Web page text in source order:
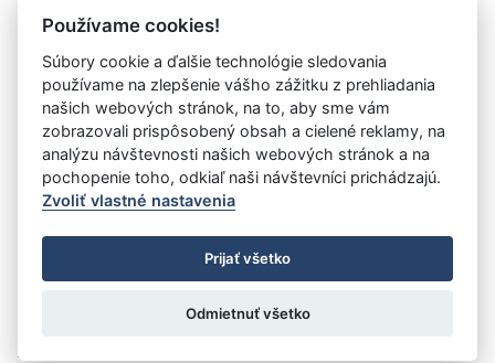
Návrat späť
Vystavil:Obec Rudník
Úrad vlády SR
- Všetky práva vyhradené
Prehlásenie o prístupnosti
Zmluvy do 31.12.2010
Nastavenia cookies
: Aglo Solutions
Používame cookies!
Súbory cookie a ďalšie technológie sledovania
používame na zlepšenie vášho zážitku z prehliadania
našich webových stránok, na to, aby sme vám
zobrazovali prispôsobený obsah a cielené reklamy, na
analýzu návštevnosti našich webových stránok a na
pochopenie toho, odkiaľ naši návštevníci prichádzajú.
Zvoliť vlastné nastavenia
Prijať všetko
Odmietnuť všetko